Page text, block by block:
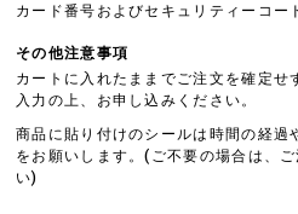
カード番号およびセキュリティーコー
その他注意事項
カートに入れたままでご注文を確定
入力の上、お申し込みください。
商品に貼り付けのシールは時間の経
をお願いします。(ご不要の場合は、
い)